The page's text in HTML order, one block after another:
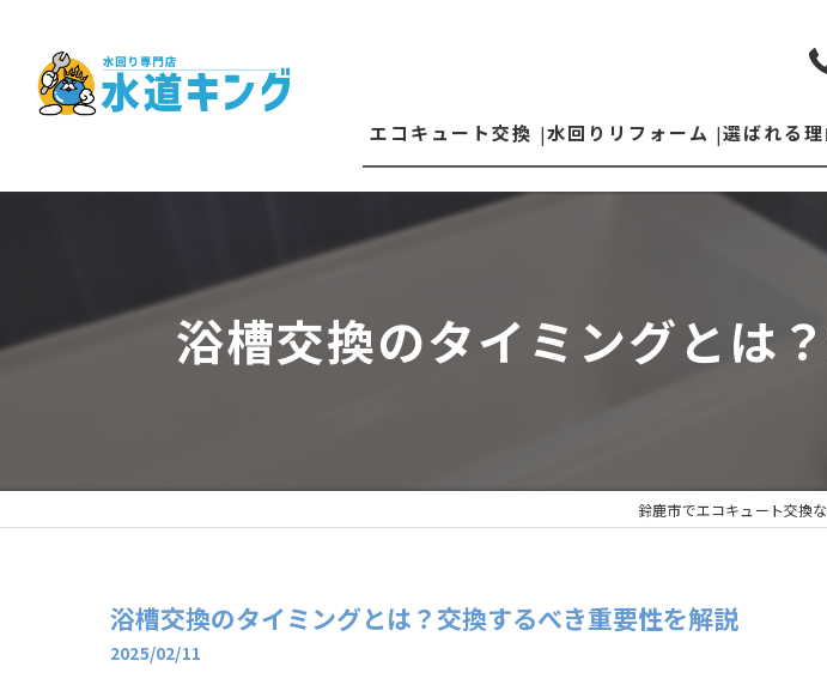
エコキュート交換
エコキュート修理
水回りリフォーム
下水切り替え
キッチンリフォーム
レンジフード交換
選ばれる理
施工の流れ
浴槽交換のタイミングとは
鈴鹿市でエコキュート交換
浴槽交換のタイミングとは？交換するべき重要性を解説
2025/02/11